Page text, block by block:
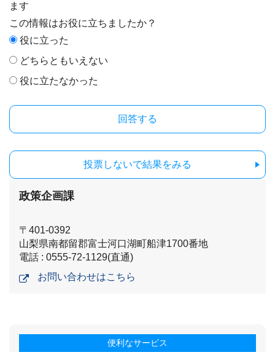
ます
この情報はお役に立ちましたか？
役に立った
どちらともいえない
役に立たなかった
投票しないで結果をみる
政策企画課
〒401-0392
山梨県南都留郡富士河口湖町船津1700番地
電話 : 0555-72-1129(直通)
お問い合わせはこちら
便利なサービス